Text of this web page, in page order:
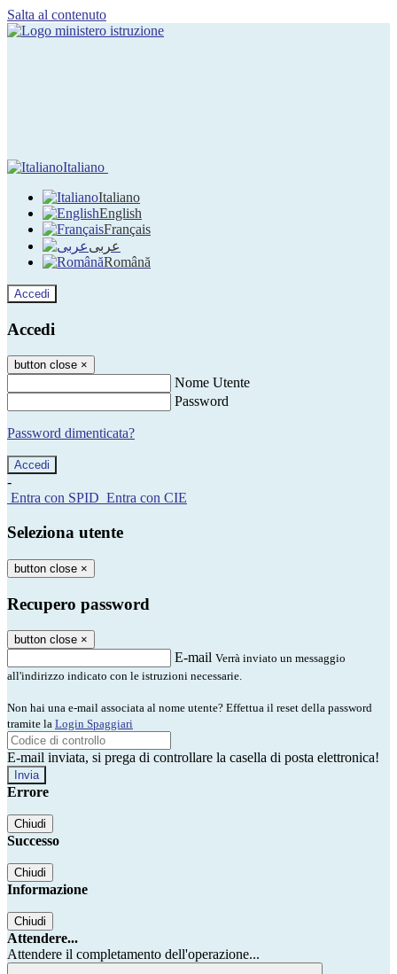
Salta al contenuto
Italiano
Italiano
English
Français
عربى
Română
Accedi
Accedi
button close ×
Nome Utente
Password
Password dimenticata?
-
Entra con SPID Entra con CIE
Seleziona utente
button close ×
Recupero password
button close ×
E-mail Verrà inviato un messaggio
all'indirizzo indicato con le istruzioni necessarie.
Non hai una e-mail associata al nome utente? Effettua il reset della password
tramite la Login Spaggiari
E-mail inviata, si prega di controllare la casella di posta elettronica!
Errore
Chiudi
Successo
Chiudi
Informazione
Chiudi
Attendere...
Attendere il completamento dell'operazione...